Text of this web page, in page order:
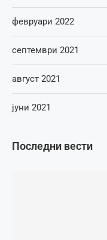
Последни вести
февруари 2022
септември 2021
август 2021
јуни 2021